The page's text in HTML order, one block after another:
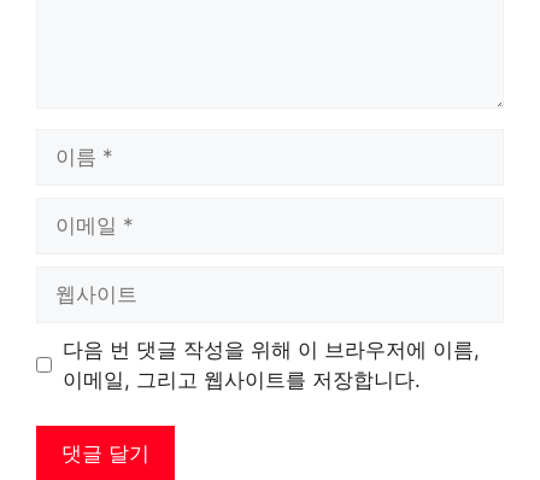
트
다음 번 댓글 작성을 위해 이 브라우저에 이름,
이메일, 그리고 웹사이트를 저장합니다.